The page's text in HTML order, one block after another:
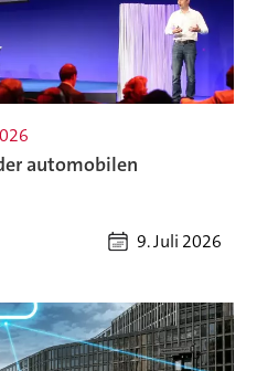
automobilen
9. Juli 2026